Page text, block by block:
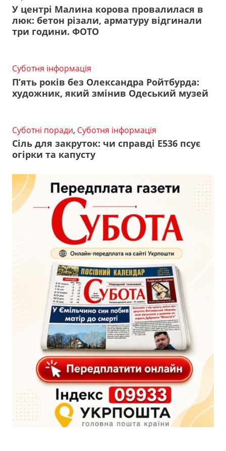
У центрі Малина корова провалилася в
люк: бетон різали, арматуру відгинали
три години. ФОТО
Суботня інформація
П’ять років без Олександра Ройтбурда:
художник, який змінив Одеський музей
Суботні поради, Суботня інформація
Сіль для закруток: чи справді Е536 псує
огірки та капусту